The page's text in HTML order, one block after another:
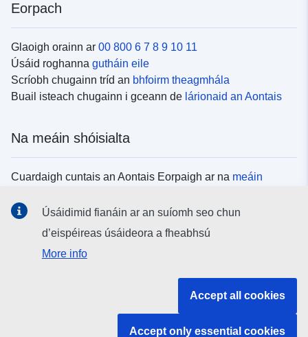
Eorpach
Glaoigh orainn ar 00 800 6 7 8 9 10 11
Úsáid roghanna gutháin eile
Scríobh chugainn tríd an bhfoirm theagmhála
Buail isteach chugainn i gceann de lárionaid an Aontais
Na meáin shóisialta
Cuardaigh cuntais an Aontais Eorpaigh ar na meáin
Úsáidimid fianáin ar an suíomh seo chun
d’eispéireas úsáideora a fheabhsú
More info
Accept all cookies
Accept only essential cookies